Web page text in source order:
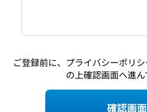
ご登録前に、 プライバシーポリシ
の上確認画面へ進ん
確認画